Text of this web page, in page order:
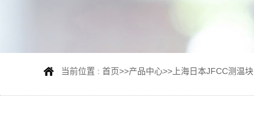
当前位置 : 首页>>产品中心>> 上海日本JFCC测温块